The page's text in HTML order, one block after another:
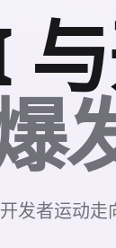
发者运动